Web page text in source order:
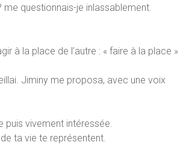
questionnais-je inlassablement.
à la place de l’autre : « faire à la place »
Jiminy me proposa, avec une voix
puis vivement intéressée.
ta vie te représentent.